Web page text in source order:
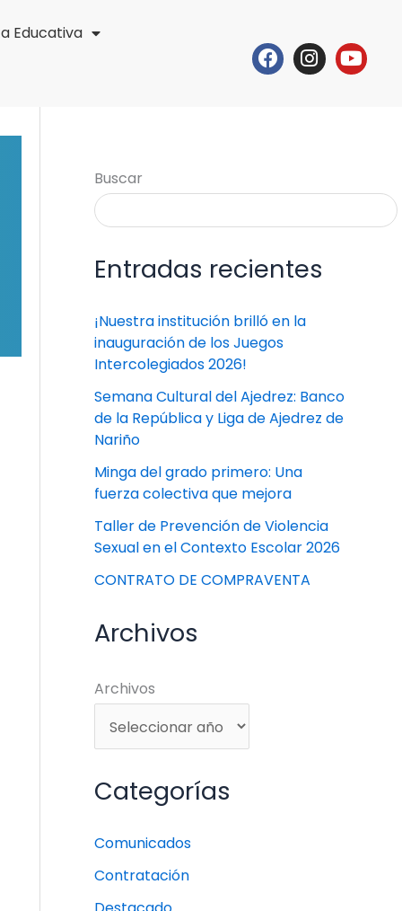
Educativa
Facebook
Buscar
Entradas recientes
¡Nuestra institución brilló en la
inauguración de los Juegos
Intercolegiados 2026!
Semana Cultural del Ajedrez: Banco
de la República y Liga de Ajedrez de
Nariño
Minga del grado primero: Una
fuerza colectiva que mejora
Taller de Prevención de Violencia
Sexual en el Contexto Escolar 2026
CONTRATO DE COMPRAVENTA
Archivos
Archivos
Categorías
Comunicados
Contratación